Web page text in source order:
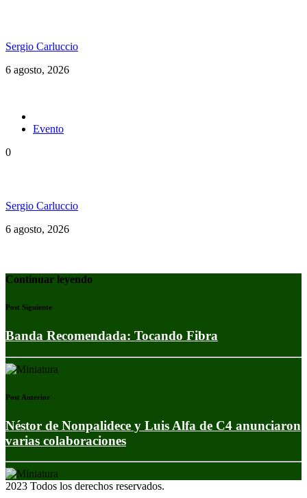
Sergio Carluccio
6 agosto, 2026
Evento
0
Sergio Carluccio
6 agosto, 2026
Continuar leyendo
Post Siguiente
Banda Recomendada: Tocando Fibra
Post Anterior
Néstor de Nonpalidece y Luis Alfa de C4 anunciaron
varias colaboraciones
2023 Todos los derechos reservados.